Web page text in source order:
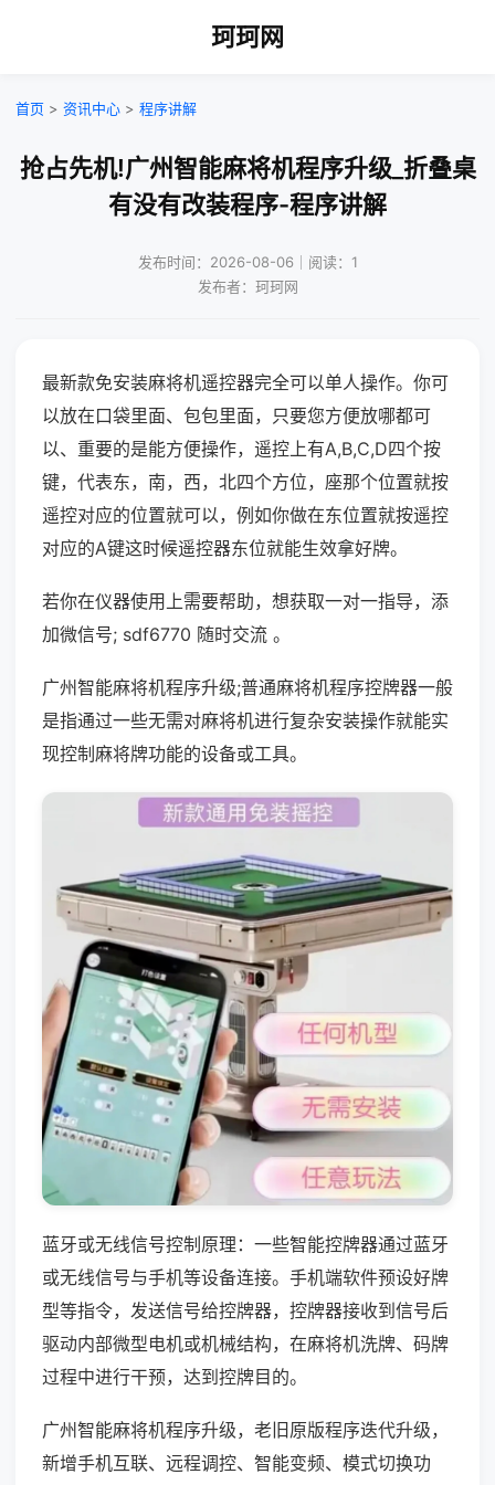
珂珂网
首页 > 资讯中心 > 程序讲解
抢占先机!广州智能麻将机程序升级_折叠桌
有没有改装程序-程序讲解
发布时间：2026-08-06｜阅读：1
发布者：珂珂网
最新款免安装麻将机遥控器完全可以单人操作。你可
以放在口袋里面、包包里面，只要您方便放哪都可
以、重要的是能方便操作，遥控上有A,B,C,D四个按
键，代表东，南，西，北四个方位，座那个位置就按
遥控对应的位置就可以，例如你做在东位置就按遥控
对应的A键这时候遥控器东位就能生效拿好牌。
若你在仪器使用上需要帮助，想获取一对一指导，添
加微信号; sdf6770 随时交流 。
广州智能麻将机程序升级;普通麻将机程序控牌器一般
是指通过一些无需对麻将机进行复杂安装操作就能实
现控制麻将牌功能的设备或工具。
蓝牙或无线信号控制原理：一些智能控牌器通过蓝牙
或无线信号与手机等设备连接。手机端软件预设好牌
型等指令，发送信号给控牌器，控牌器接收到信号后
驱动内部微型电机或机械结构，在麻将机洗牌、码牌
过程中进行干预，达到控牌目的。
广州智能麻将机程序升级，老旧原版程序迭代升级，
新增手机互联、远程调控、智能变频、模式切换功